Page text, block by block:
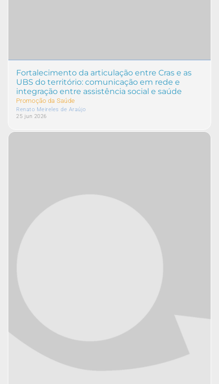
Fortalecimento da articulação entre Cras e as
UBS do território: comunicação em rede e
integração entre assistência social e saúde
Promoção da Saúde
Renato Meireles de Araújo
25 jun 2026